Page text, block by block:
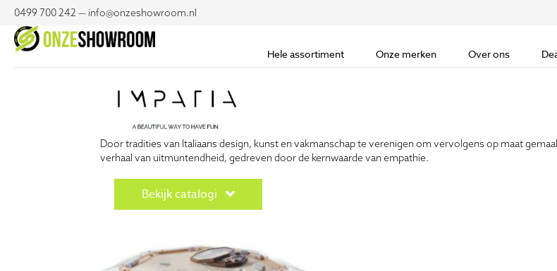
0499 700 242 — info@onzeshowroom.nl
Hele assortiment Onze merken Over ons
Door tradities van Italiaans design, kunst en vakmanschap te verenigen om vervolgens op maat
verhaal van uitmuntendheid, gedreven door de kernwaarde van empathie.
Bekijk catalogi